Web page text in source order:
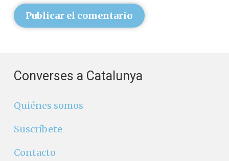
Publicar el comentario
Converses a Catalunya
Quiénes somos
Suscríbete
Contacto